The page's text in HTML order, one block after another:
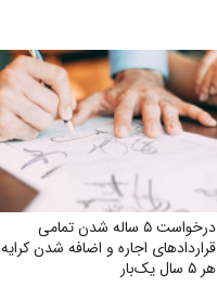
درخواست ۵ ساله شدن تمامی
قراردادهای اجاره و اضافه شدن کرایه
هر ۵ سال یک‌بار